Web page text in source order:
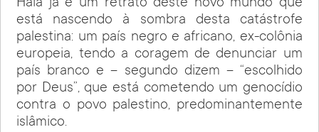
Haia já é um retrato deste novo mundo que
está nascendo à sombra desta catástrofe
palestina: um país negro e africano, ex-colônia
europeia, tendo a coragem de denunciar um
país branco e – segundo dizem – “escolhido
por Deus”, que está cometendo um genocídio
contra o povo palestino, predominantemente
islâmico.